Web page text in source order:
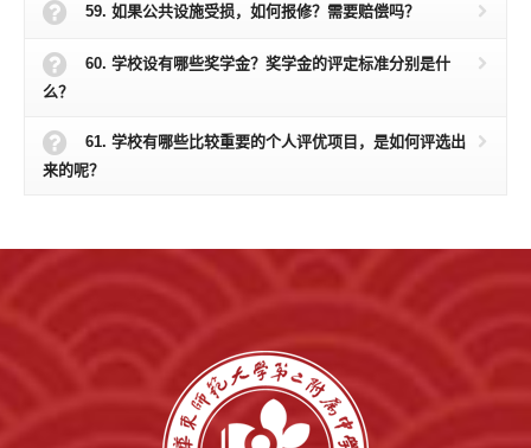
59. 如果公共设施受损，如何报修？需要赔偿吗？
60. 学校设有哪些奖学金？奖学金的评定标准分别是什
么？
61. 学校有哪些比较重要的个人评优项目，是如何评选出
来的呢？